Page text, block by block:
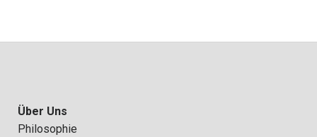
Über Uns
Philosophie